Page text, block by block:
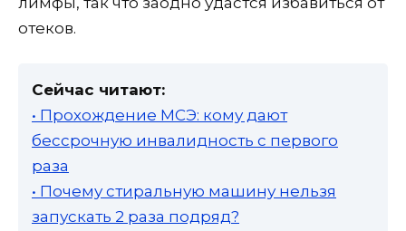
отеков.
Сейчас читают:
• Прохождение МСЭ: кому дают
бессрочную инвалидность с первого
раза
• Почему стиральную машину нельзя
запускать 2 раза подряд?